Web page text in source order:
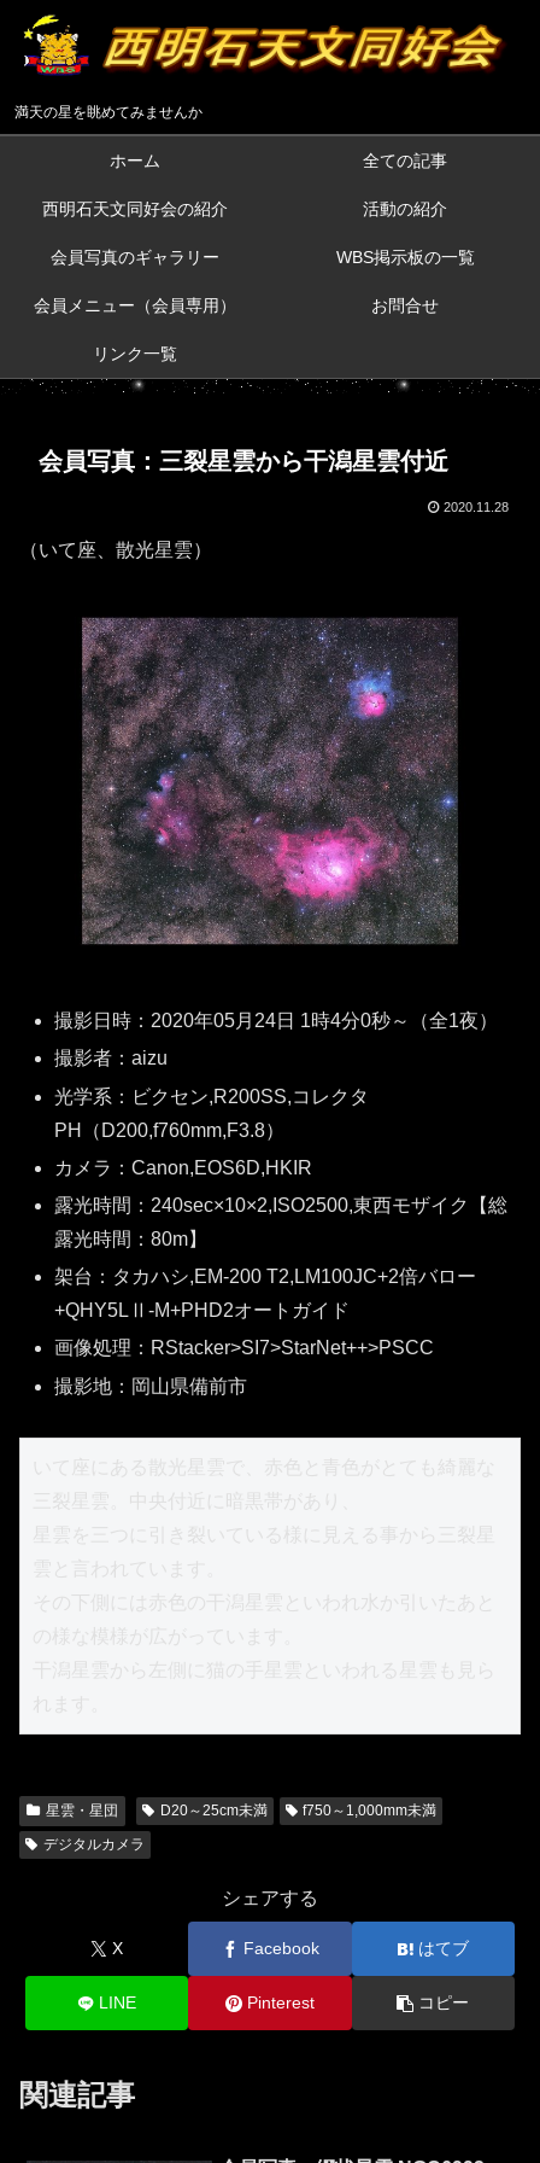
満天の星を眺めてみませんか
ホーム 全ての記事
西明石天文同好会の紹介 活動の紹介
会員写真のギャラリー WBS掲示板の一覧
会員メニュー（会員専用） お問合せ
リンク一覧
会員写真：三裂星雲から干潟星雲付近
2020.11.28
（いて座、散光星雲）
撮影日時：2020年05月24日 1時4分0秒～（全1夜）
撮影者：aizu
光学系：ビクセン,R200SS,コレクタ
PH（D200,f760mm,F3.8）
カメラ：Canon,EOS6D,HKIR
露光時間：240sec×10×2,ISO2500,東西モザイク【総
露光時間：80m】
架台：タカハシ,EM-200 T2,LM100JC+2倍バロー
+QHY5LⅡ-M+PHD2オートガイド
画像処理：RStacker>SI7>StarNet++>PSCC
撮影地：岡山県備前市
星雲・星団 D20～25cm未満
f750～1,000mm未満
デジタルカメラ
シェアする
X Facebook はてブ
LINE Pinterest コピー
関連記事